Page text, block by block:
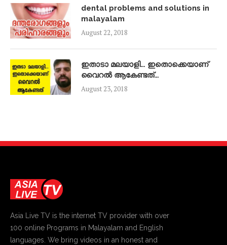
dental problems and solutions in
malayalam
August 22, 2018
ഇതാടാ മലയാളി… ഇതൊക്കെയാണ്
വൈറൽ ആകേണ്ടത്…
August 23, 2018
Asia Live TV is the internet TV provider with over
100 online Programs in Malayalam and English
languages. We bring videos in an honest and